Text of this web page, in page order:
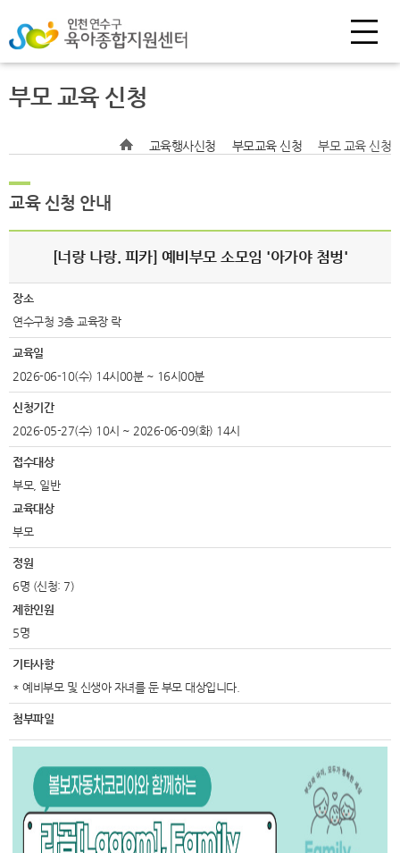
부모 교육 신청
교육행사신청 부모교육 신청 부모 교육 신청
교육 신청 안내
[너랑 나랑. 피카] 예비부모 소모임 '아가야 첨벙'
장소
연수구청 3층 교육장 락
교육일
2026-06-10(수) 14시00분 ~ 16시00분
신청기간
2026-05-27(수) 10시 ~ 2026-06-09(화) 14시
접수대상
부모, 일반
교육대상
부모
정원
6명 (신청: 7)
제한인원
5명
기타사항
* 예비부모 및 신생아 자녀를 둔 부모 대상입니다.
첨부파일